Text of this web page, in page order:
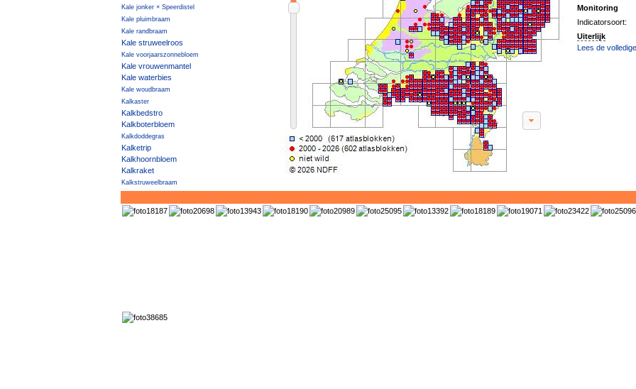
Kale jonker × Speerdistel
Kale pluimbraam
Kale randbraam
Kale struweelroos
Kale voorjaarszonnebloem
Kale vrouwenmantel
Kale waterbies
Kale woudbraam
Kalkaster
Kalkbedstro
Kalkboterbloem
Kalkdoddegras
Kalketrip
Kalkhoornbloem
Kalkraket
Kalkstruweelbraam
Kalkwalstro
Kalkzwenkgras
Kalmoes
Kamvaren × Smalle stekelvaren
Monitoring
Indicatorsoort:
Uiterlijk
Lees de